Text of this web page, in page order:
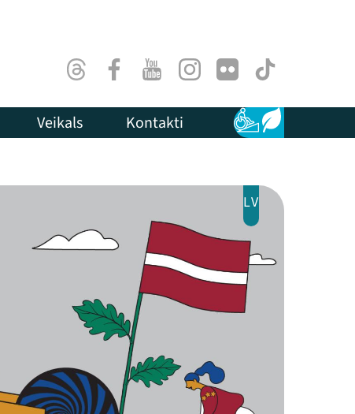
ThreadsFacebookYoutubeInstagram
Flick TikTok
Veikals Kontakti Pieejamība
Ilgtspēja
LV